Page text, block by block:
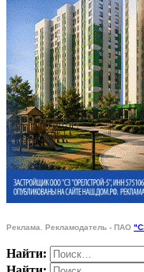
Реклама. Рекламодатель - ПАО
Найти: